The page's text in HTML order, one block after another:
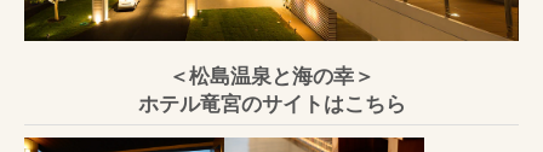
＜松島温泉と海の幸＞
ホテル竜宮のサイトはこちら